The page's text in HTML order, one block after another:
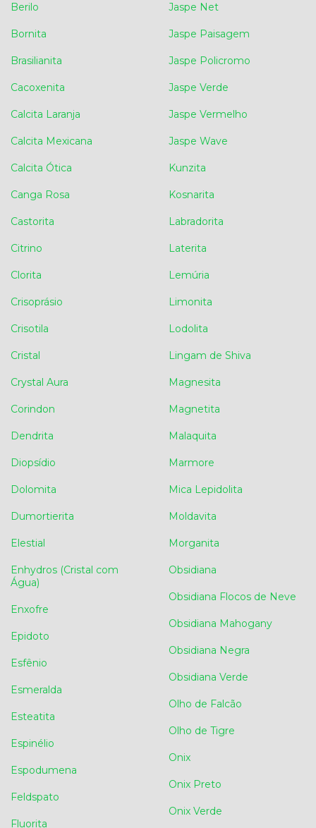
Berilo
Bornita
Brasilianita
Cacoxenita
Calcita Laranja
Calcita Mexicana
Calcita Ótica
Canga Rosa
Castorita
Citrino
Clorita
Crisoprásio
Crisotila
Cristal
Crystal Aura
Corindon
Dendrita
Diopsídio
Dolomita
Dumortierita
Elestial
Enhydros (Cristal com
Água)
Enxofre
Epidoto
Esfênio
Esmeralda
Esteatita
Espinélio
Espodumena
Feldspato
Fluorita
Jaspe Net
Jaspe Paisagem
Jaspe Policromo
Jaspe Verde
Jaspe Vermelho
Jaspe Wave
Kunzita
Kosnarita
Labradorita
Laterita
Lemúria
Limonita
Lodolita
Lingam de Shiva
Magnesita
Magnetita
Malaquita
Marmore
Mica Lepidolita
Moldavita
Morganita
Obsidiana
Obsidiana Flocos de Neve
Obsidiana Mahogany
Obsidiana Negra
Obsidiana Verde
Olho de Falcão
Olho de Tigre
Onix
Onix Preto
Onix Verde